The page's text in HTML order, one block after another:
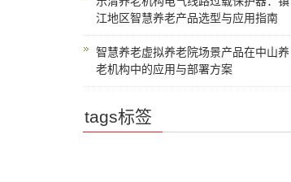
江地区智慧养老产品选型与应用指南
智慧养老虚拟养老院场景产品在中山养
老机构中的应用与部署方案
tags标签